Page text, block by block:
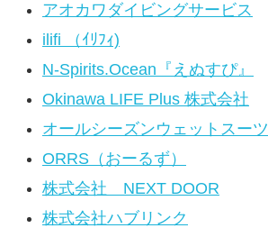
アオカワダイビングサービス
ilifi （ｲﾘﾌｨ)
N-Spirits.Ocean『えぬすぴ』
Okinawa LIFE Plus 株式会社
オールシーズンウェットスーツ
ORRS（おーるず）
株式会社 NEXT DOOR
株式会社ハブリンク